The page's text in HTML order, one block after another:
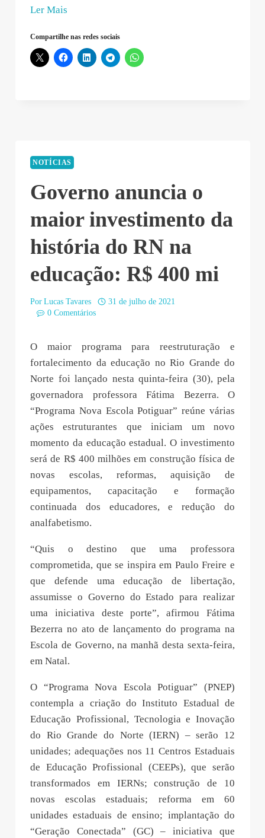
Ler Mais
–
2021-
Compartilhe nas redes sociais
NOTÍCIAS
Governo anuncia o
maior investimento da
história do RN na
educação: R$ 400 mi
Por Lucas Tavares
31 de julho de 2021
0 Comentários
O maior programa para reestruturação e
fortalecimento da educação no Rio Grande do
Norte foi lançado nesta quinta-feira (30), pela
governadora professora Fátima Bezerra. O
“Programa Nova Escola Potiguar” reúne várias
ações estruturantes que iniciam um novo
momento da educação estadual. O investimento
será de R$ 400 milhões em construção física de
novas escolas, reformas, aquisição de
equipamentos, capacitação e formação
continuada dos educadores, e redução do
analfabetismo.
“Quis o destino que uma professora
comprometida, que se inspira em Paulo Freire e
que defende uma educação de libertação,
assumisse o Governo do Estado para realizar
uma iniciativa deste porte”, afirmou Fátima
Bezerra no ato de lançamento do programa na
Escola de Governo, na manhã desta sexta-feira,
em Natal.
O “Programa Nova Escola Potiguar” (PNEP)
contempla a criação do Instituto Estadual de
Educação Profissional, Tecnologia e Inovação
do Rio Grande do Norte (IERN) – serão 12
unidades; adequações nos 11 Centros Estaduais
de Educação Profissional (CEEPs), que serão
transformados em IERNs; construção de 10
novas escolas estaduais; reforma em 60
unidades estaduais de ensino; implantação do
“Geração Conectada” (GC) – iniciativa que